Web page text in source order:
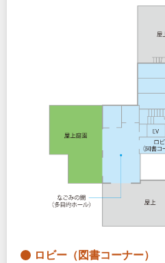
ロビー（図書コーナー）